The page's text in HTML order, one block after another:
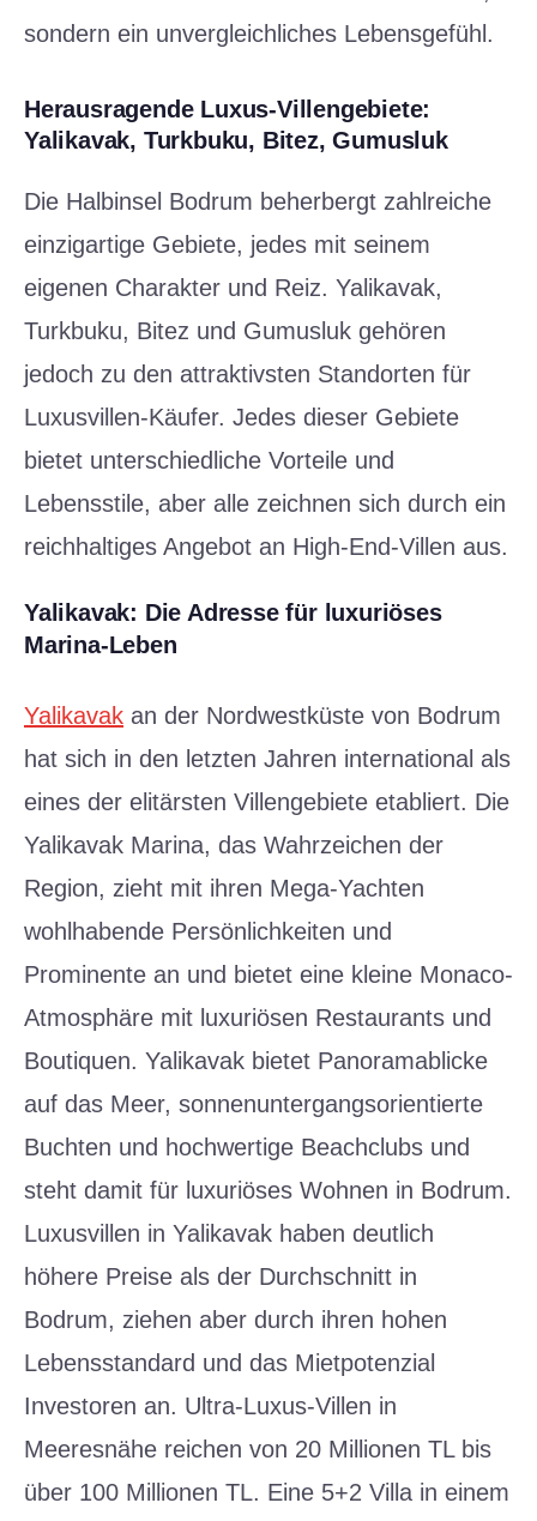
sondern ein unvergleichliches Lebensgefühl.
Herausragende Luxus-Villengebiete:
Yalikavak, Turkbuku, Bitez, Gumusluk
Die Halbinsel Bodrum beherbergt zahlreiche
einzigartige Gebiete, jedes mit seinem
eigenen Charakter und Reiz. Yalikavak,
Turkbuku, Bitez und Gumusluk gehören
jedoch zu den attraktivsten Standorten für
Luxusvillen-Käufer. Jedes dieser Gebiete
bietet unterschiedliche Vorteile und
Lebensstile, aber alle zeichnen sich durch ein
reichhaltiges Angebot an High-End-Villen aus.
Yalikavak: Die Adresse für luxuriöses
Marina-Leben
Yalikavak an der Nordwestküste von Bodrum
hat sich in den letzten Jahren international als
eines der elitärsten Villengebiete etabliert. Die
Yalikavak Marina, das Wahrzeichen der
Region, zieht mit ihren Mega-Yachten
wohlhabende Persönlichkeiten und
Prominente an und bietet eine kleine Monaco-
Atmosphäre mit luxuriösen Restaurants und
Boutiquen. Yalikavak bietet Panoramablicke
auf das Meer, sonnenuntergangsorientierte
Buchten und hochwertige Beachclubs und
steht damit für luxuriöses Wohnen in Bodrum.
Luxusvillen in Yalikavak haben deutlich
höhere Preise als der Durchschnitt in
Bodrum, ziehen aber durch ihren hohen
Lebensstandard und das Mietpotenzial
Investoren an. Ultra-Luxus-Villen in
Meeresnähe reichen von 20 Millionen TL bis
über 100 Millionen TL. Eine 5+2 Villa in einem